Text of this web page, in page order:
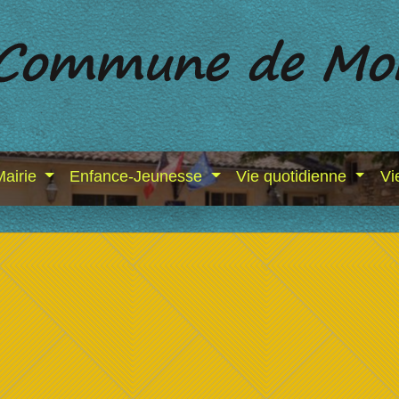
Enfance-Jeunesse Vie quotidienne